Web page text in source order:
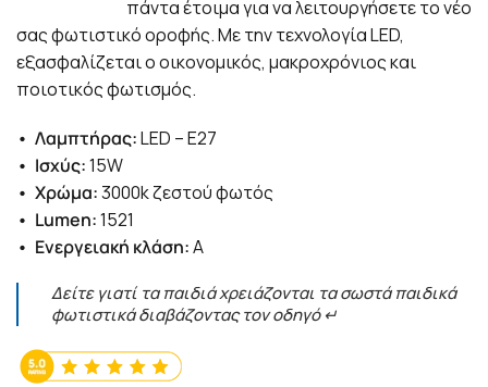
πάντα έτοιμα για να λειτουργήσετε το νέο
σας φωτιστικό οροφής. Με την τεχνολογία LED,
εξασφαλίζεται ο οικονομικός, μακροχρόνιος και
ποιοτικός φωτισμός.
• Λαμπτήρας:LED – E27
• Ισχύς:15W
• Χρώμα:3000k ζεστού φωτός
• Lumen:1521
• Ενεργειακή κλάση:Α
Δείτε γιατί τα παιδιά χρειάζονται τα σωστά παιδικά
φωτιστικά διαβάζοντας τον οδηγό ↵